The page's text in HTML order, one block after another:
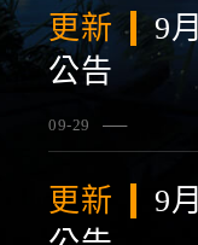
更新
9
公告
09-29
查看詳情
更新
9